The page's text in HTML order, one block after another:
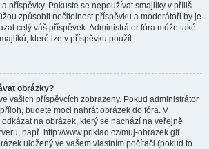
příspěvky. Pokuste se nepoužívat smajlíky v příliš
způsobit nečitelnost příspěvku a moderátoři by je
celý váš příspěvek. Administrátor fóra může také
které lze v příspěvku použít.
obrázky?
vašich příspěvcích zobrazeny. Pokud administrátor
budete moci nahrát obrázek do fóra. V
na obrázek, který se nachází na veřejně
např. http://www.priklad.cz/muj-obrazek.gif.
uložený ve vašem vlastním počítači (pokud to